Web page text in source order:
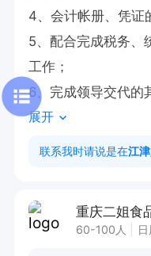
4、会计帐册、凭证
5、配合完成税务、
工作；
6、完成领导交代的
任职要求：
1、大学专科以上，
4、熟悉国家各项相
展开
联系我时请说是在江
重庆二姐食
60-100人